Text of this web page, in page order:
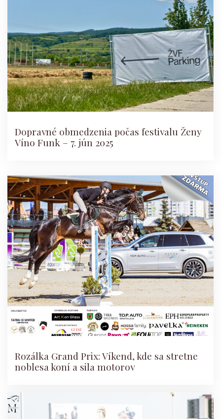
Dopravné obmedzenia počas festivalu Ženy
Víno Funk – 7. jún 2025
Rozálka Grand Prix: Víkend, kde sa stretne
noblesa koní a sila motorov